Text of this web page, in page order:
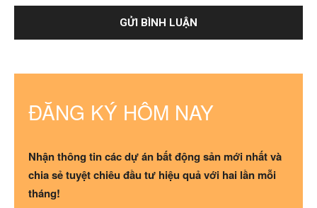
ĐĂNG KÝ HÔM NAY
Nhận thông tin các dự án bất động sản mới nhất và
chia sẻ tuyệt chiêu đầu tư hiệu quả với hai lần mỗi
tháng!